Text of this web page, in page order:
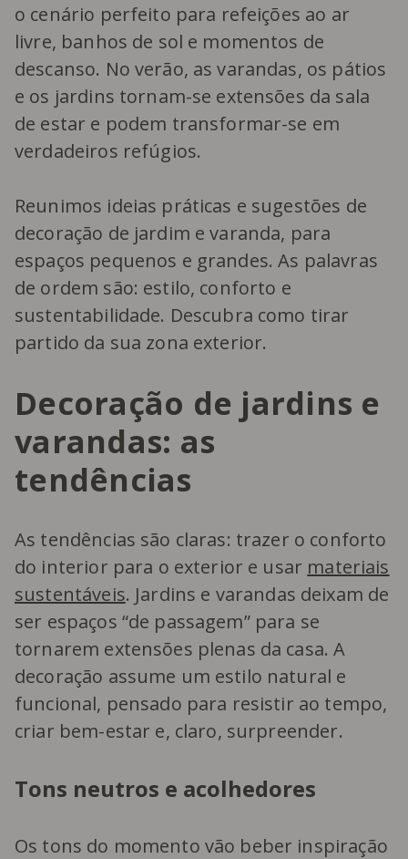
o cenário perfeito para refeições ao ar
livre, banhos de sol e momentos de
descanso. No verão, as varandas, os pátios
e os jardins tornam-se extensões da sala
de estar e podem transformar-se em
verdadeiros refúgios.
Reunimos ideias práticas e sugestões de
decoração de jardim e varanda, para
espaços pequenos e grandes. As palavras
de ordem são: estilo, conforto e
sustentabilidade. Descubra como tirar
partido da sua zona exterior.
Decoração de jardins e
varandas: as
tendências
As tendências são claras: trazer o conforto
do interior para o exterior e usar materiais
sustentáveis. Jardins e varandas deixam de
ser espaços “de passagem” para se
tornarem extensões plenas da casa. A
decoração assume um estilo natural e
funcional, pensado para resistir ao tempo,
criar bem-estar e, claro, surpreender.
Tons neutros e acolhedores
Os tons do momento vão beber inspiração